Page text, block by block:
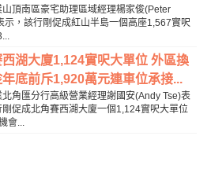
頂南區豪宅助理區域經理楊家俊(Peter
示，該行剛促成紅山半島一個高座1,567實呎
西湖大廈1,124實呎大單位 外區換
底前斥1,920萬元連車位承接...
角匯分行高級營業經理謝國安(Andy Tse)表
促成北角賽西湖大廈一個1,124實呎大單位
會...